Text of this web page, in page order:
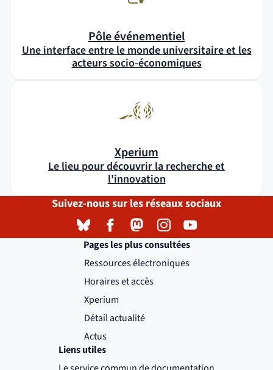
Pôle événementiel
Une interface entre le monde universitaire et les
acteurs socio-économiques
Xperium
Le lieu pour découvrir la recherche et
l'innovation
Suivez-nous sur les réseaux sociaux
Bluesky
( )
(nouvelle fenêtre)
Facebook
( )
(nouvelle fenêtre)
Mastodon
( )
(nouvelle fenêtre)
Instagram
( )
(nouvelle fenêtre)
YouTube
( )
(nouvelle fenêtre)
Pages les plus consultées
Ressources électroniques
Horaires et accès
Xperium
Détail actualité
Actus
Liens utiles